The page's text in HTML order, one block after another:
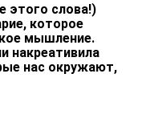
этого слова!)
которое
мышление.
накреативила
нас окружают,